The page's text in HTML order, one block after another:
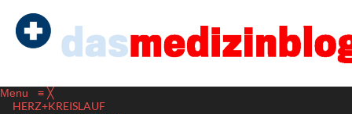
Menu ≡ ╳
HERZ+KREISLAUF